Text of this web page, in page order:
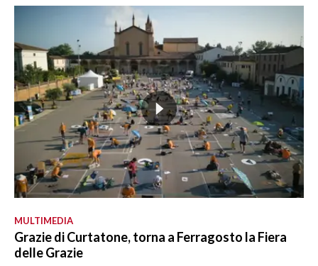
MULTIMEDIA
Grazie di Curtatone, torna a Ferragosto la Fiera
delle Grazie